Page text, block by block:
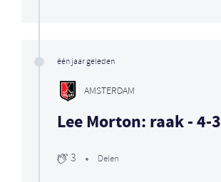
één jaar geleden
AMSTERDAM
Lee Morton: raak - 4-3
3 Delen